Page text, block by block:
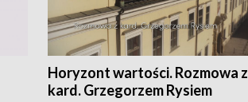
Horyzont wartości. Rozmowa z
kard. Grzegorzem Rysiem